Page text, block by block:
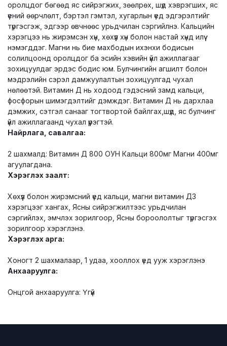
оролцдог бөгөөд яс сийрэгжих, зөөлрөх, шүд хэврэгших, яс
үений өөрчлөлт, бэртэл гэмтэл, хугарлын үед эдгэрэлтийг
түргэсгэж, эдгээр өвчнөөс урьдчилан сэргийлнэ. Кальцийн
хэрэгцээ нь жирэмсэн хүн, хөхүүл хүн болон настай хүнд илүү
нэмэгддэг. Магни нь бие махбодын ихэнхи бодисын
солилцоонд оролцдог ба эсийн хэвийн үйл ажиллагааг
зохицуулдаг эрдэс бодис юм. Булчингийн агшилт болон
мэдрэлийн сэрэл дамжуулалтын зохицуулгад чухал
нөлөөтэй. Витамин Д нь ходоод гэдэсний замд кальци,
фосфорын шимэгдэлтийг дэмждэг. Витамин Д нь дархлаа
дэмжих, сэтгэл санааг тогтвортой байлгах,шүд, яс булчинг
үйл ажиллагаанд чухал үүрэгтэй.
Найрлага, савалгаа:
2 шахмалд: Витамин Д 800 ОУН Кальци 800мг Магни 400мг
агуулагдана.
Хэрэглэх заалт:
Хөхүүл болон жирэмсний үед кальци, магни витамин Д3
хэрэгцээг хангах, Ясны сийрэгжилтээс урьдчилан
сэргийлэх, эмчлэх зорилгоор, Ясны бороололтыг түргэсгэх
зорилгоор хэрэглэнэ.
Хэрэглэх арга:
Хоногт 2 шахмалаар, 1 удаа, хооллох үед ууж хэрэглэнэ
Анхааруулга:
Онцгой анхааруулга: Үгүй